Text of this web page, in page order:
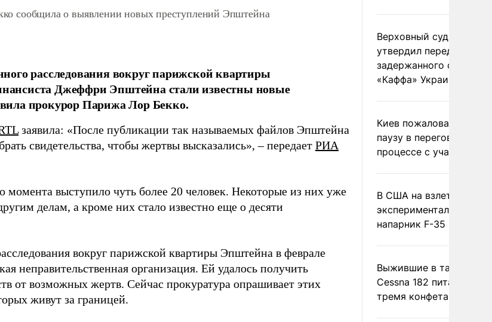
сообщила о выявлении новых преступлений Эпштейна
расследования вокруг парижской квартиры
Джеффри Эпштейна стали известны новые
прокурор Парижа Лор Бекко.
заявила: «После публикации так называемых файлов Эпштейна
свидетельства, чтобы жертвы высказались», – передает РИА
момента выступило чуть более 20 человек. Некоторые из них уже
делам, а кроме них стало известно еще о десяти
вокруг парижской квартиры Эпштейна в феврале
неправительственная организация. Ей удалось получить
от возможных жертв. Сейчас прокуратура опрашивает этих
живут за границей.
Верховный суд Швеции
утвердил передачу
задержанного
«Каффа» Украине
Киев пожаловался на
паузу в переговорном
процессе с участием
В США на взлете
экспериментальный
напарник F-35
Выжившие в тайге
Cessna 182 питались
тремя конфетами